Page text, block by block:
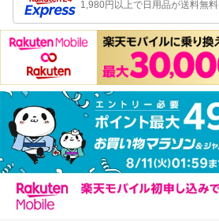
1,980円以上で日用品が送料無料